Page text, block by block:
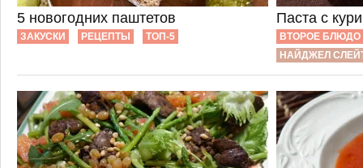
5 новогодних паштетов
ЗАКУСКИ РЕЦЕПТЫ ТОП-5
Паста с
ВТОРОЕ БЛЮДО
НАЙДЖЕЛ